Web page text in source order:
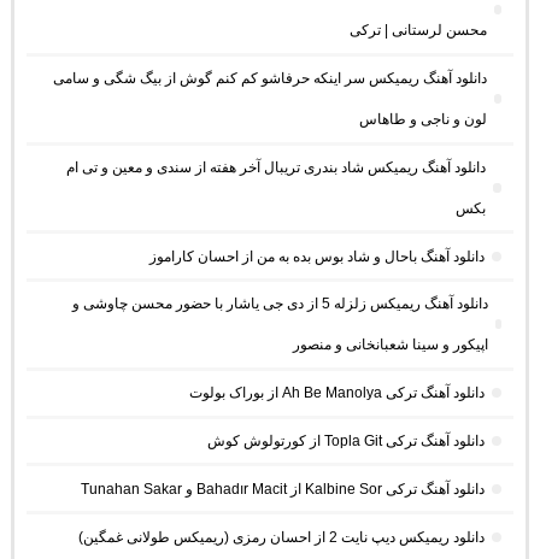
محسن لرستانی | ترکی
دانلود آهنگ ریمیکس سر اینکه حرفاشو کم کنم گوش از بیگ شگی و سامی
لون و ناجی و طاهاس
دانلود آهنگ ریمیکس شاد بندری تریبال آخر هفته از سندی و معین و تی ام
بکس
دانلود آهنگ باحال و شاد بوس بده به من از احسان کاراموز
دانلود آهنگ ریمیکس زلزله 5 از دی جی یاشار با حضور محسن چاوشی و
اپیکور و سینا شعبانخانی و منصور
دانلود آهنگ ترکی Ah Be Manolya از بوراک بولوت
دانلود آهنگ ترکی Topla Git از کورتولوش کوش
دانلود آهنگ ترکی Kalbine Sor از Bahadır Macit و Tunahan Sakar
دانلود ریمیکس دیپ نایت 2 از احسان رمزی (ریمیکس طولانی غمگین)